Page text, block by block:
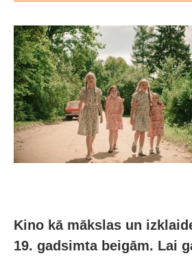
Kino kā mākslas un
19. gadsimta beigām. Lai